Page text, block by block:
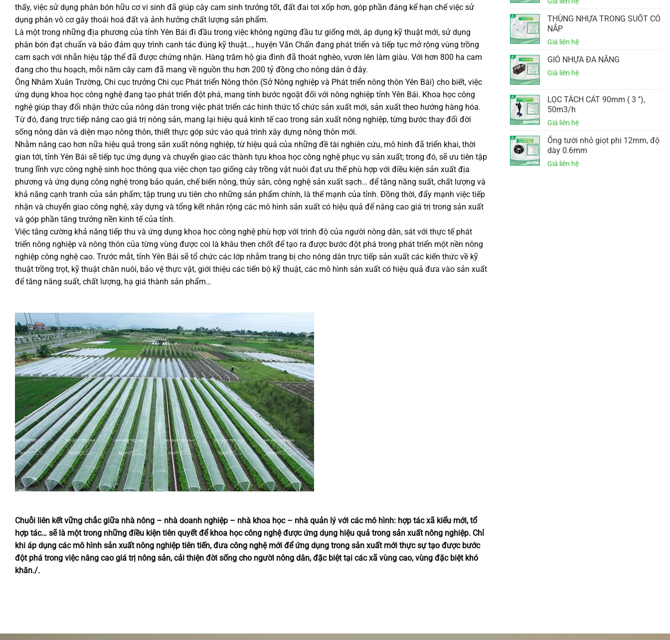
thấy, việc sử dụng phân bón hữu cơ vi sinh đã giúp cây cam sinh trưởng tốt, đất đai tơi xốp hơn, góp phần đáng kể hạn chế việc sử
dụng phân vô cơ gây thoái hoá đất và ảnh hưởng chất lượng sản phẩm.
Là một trong những địa phương của tỉnh Yên Bái đi đầu trong việc không ngừng đầu tư giống mới, áp dụng kỹ thuật mới, sử dụng
phân bón đạt chuẩn và bảo đảm quy trình canh tác đúng kỹ thuật…, huyện Văn Chấn đang phát triển và tiếp tục mở rộng vùng trồng
cam sạch với nhãn hiệu tập thể đã được chứng nhận. Hàng trăm hộ gia đình đã thoát nghèo, vươn lên làm giàu. Với hơn 800 ha cam
đang cho thu hoạch, mỗi năm cây cam đã mang về nguồn thu hơn 200 tỷ đồng cho nông dân ở đây.
Ông Nhâm Xuân Trường, Chi cục trưởng Chi cục Phát triển Nông thôn (Sở Nông nghiệp và Phát triển nông thôn Yên Bái) cho biết, việc
ứng dụng khoa học công nghệ đang tạo phát triển đột phá, mang tính bước ngoặt đối với nông nghiệp tỉnh Yên Bái. Khoa học công
nghệ giúp thay đổi nhận thức của nông dân trong việc phát triển các hình thức tổ chức sản xuất mới, sản xuất theo hướng hàng hóa.
Từ đó, đang trực tiếp nâng cao giá trị nông sản, mang lại hiệu quả kinh tế cao trong sản xuất nông nghiệp, từng bước thay đổi đời
sống nông dân và diện mạo nông thôn, thiết thực góp sức vào quá trình xây dựng nông thôn mới.
Nhằm nâng cao hơn nữa hiệu quả trong sản xuất nông nghiệp, từ hiệu quả của những đề tài nghiên cứu, mô hình đã triển khai, thời
gian tới, tỉnh Yên Bái sẽ tiếp tục ứng dụng và chuyển giao các thành tựu khoa học công nghệ phục vụ sản xuất; trong đó, sẽ ưu tiên tập
trung lĩnh vực công nghệ sinh học thông qua việc chọn tạo giống cây trồng vật nuôi đạt ưu thế phù hợp với điều kiện sản xuất địa
phương và ứng dụng công nghệ trong bảo quản, chế biến nông, thủy sản, công nghệ sản xuất sạch… để tăng năng suất, chất lượng và
khả năng cạnh tranh của sản phẩm; tập trung ưu tiên cho những sản phẩm chính, là thế mạnh của tỉnh. Đồng thời, đẩy mạnh việc tiếp
nhận và chuyển giao công nghệ, xây dựng và tổng kết nhân rộng các mô hình sản xuất có hiệu quả để nâng cao giá trị trong sản xuất
và góp phần tăng trưởng nền kinh tế của tỉnh.
Việc tăng cường khả năng tiếp thu và ứng dụng khoa học công nghệ phù hợp với trình độ của người nông dân, sát với thực tế phát
triển nông nghiệp và nông thôn của từng vùng được coi là khâu then chốt để tạo ra được bước đột phá trong phát triển một nền nông
nghiệp công nghệ cao. Trước mắt, tỉnh Yên Bái sẽ tổ chức các lớp nhằm trang bị cho nông dân trực tiếp sản xuất các kiến thức về kỹ
thuật trồng trọt, kỹ thuật chăn nuôi, bảo vệ thực vật, giới thiệu các tiến bộ kỹ thuật, các mô hình sản xuất có hiệu quả đưa vào sản xuất
để tăng năng suất, chất lượng, hạ giá thành sản phẩm…
Chuỗi liên kết vững chắc giữa nhà nông – nhà doanh nghiệp – nhà khoa học – nhà quản lý với các mô hình: hợp tác xã kiểu mới, tổ
hợp tác… sẽ là một trong những điều kiện tiên quyết để khoa học công nghệ được ứng dụng hiệu quả trong sản xuất nông nghiệp. Chỉ
khi áp dụng các mô hình sản xuất nông nghiệp tiên tiến, đưa công nghệ mới để ứng dụng trong sản xuất mới thực sự tạo được bước
đột phá trong việc nâng cao giá trị nông sản, cải thiện đời sống cho người nông dân, đặc biệt tại các xã vùng cao, vùng đặc biệt khó
khăn./.
THÙNG NHỰA TRONG SUỐT CÓ
NẮP
GIỎ NHỰA ĐA NĂNG
LỌC TÁCH CÁT 90mm ( 3 ''),
50m3/h
Ống tưới nhỏ giọt phi 12mm, độ
dày 0.6mm